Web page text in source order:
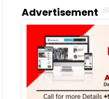
Advertisement